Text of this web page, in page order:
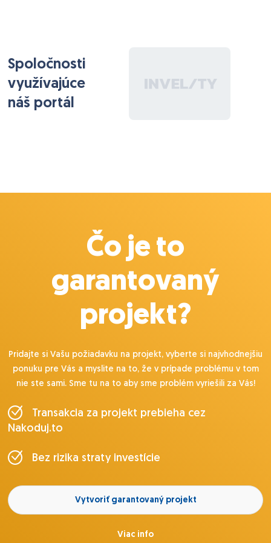
Spoločnosti
využívajúce
náš portál
Čo je to
garantovaný
projekt?
Pridajte si Vašu požiadavku na projekt, vyberte si najvhodnejšiu
ponuku pre Vás a myslite na to, že v prípade problému v tom
nie ste sami. Sme tu na to aby sme problém vyriešili za Vás!
Transakcia za projekt prebieha cez
Nakoduj.to
Bez rizika straty investície
Vytvoriť garantovaný projekt
Viac info